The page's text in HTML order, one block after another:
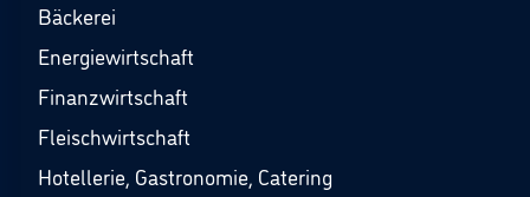
Bäckerei
Energiewirtschaft
Finanzwirtschaft
Fleischwirtschaft
Hotellerie, Gastronomie, Catering